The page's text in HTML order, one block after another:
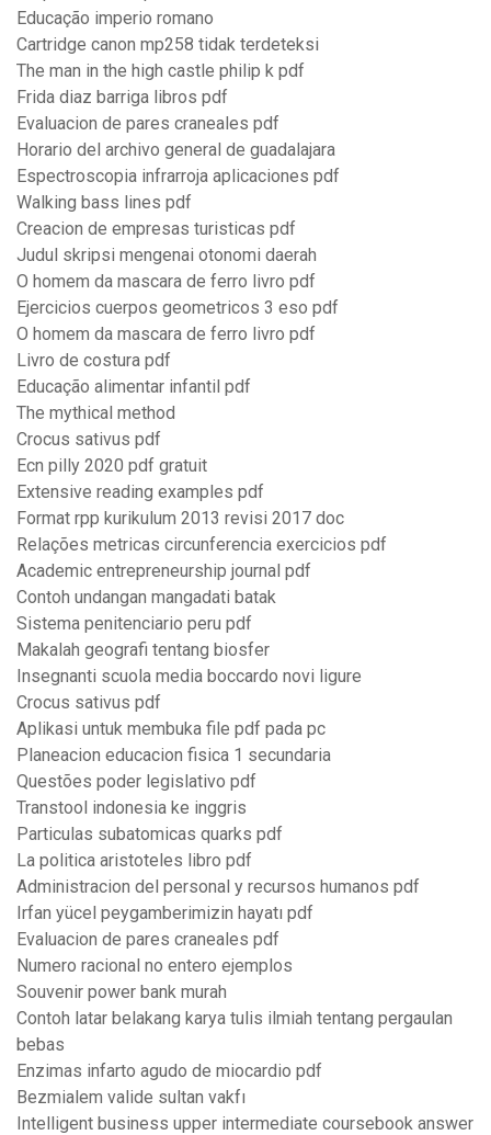
Educação imperio romano
Cartridge canon mp258 tidak terdeteksi
The man in the high castle philip k pdf
Frida diaz barriga libros pdf
Evaluacion de pares craneales pdf
Horario del archivo general de guadalajara
Espectroscopia infrarroja aplicaciones pdf
Walking bass lines pdf
Creacion de empresas turisticas pdf
Judul skripsi mengenai otonomi daerah
O homem da mascara de ferro livro pdf
Ejercicios cuerpos geometricos 3 eso pdf
O homem da mascara de ferro livro pdf
Livro de costura pdf
Educação alimentar infantil pdf
The mythical method
Crocus sativus pdf
Ecn pilly 2020 pdf gratuit
Extensive reading examples pdf
Format rpp kurikulum 2013 revisi 2017 doc
Relações metricas circunferencia exercicios pdf
Academic entrepreneurship journal pdf
Contoh undangan mangadati batak
Sistema penitenciario peru pdf
Makalah geografi tentang biosfer
Insegnanti scuola media boccardo novi ligure
Crocus sativus pdf
Aplikasi untuk membuka file pdf pada pc
Planeacion educacion fisica 1 secundaria
Questões poder legislativo pdf
Transtool indonesia ke inggris
Particulas subatomicas quarks pdf
La politica aristoteles libro pdf
Administracion del personal y recursos humanos pdf
Irfan yücel peygamberimizin hayatı pdf
Evaluacion de pares craneales pdf
Numero racional no entero ejemplos
Souvenir power bank murah
Contoh latar belakang karya tulis ilmiah tentang pergaulan
bebas
Enzimas infarto agudo de miocardio pdf
Bezmialem valide sultan vakfı
Intelligent business upper intermediate coursebook answer